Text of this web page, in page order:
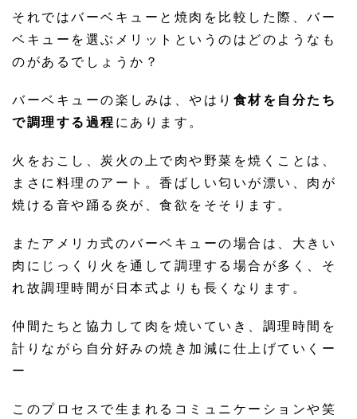
それではバーベキューと焼肉を比較した際、バー
ベキューを選ぶメリットというのはどのようなも
のがあるでしょうか？
バーベキューの楽しみは、やはり 食材を自分たち
で調理する過程 にあります。
火をおこし、炭火の上で肉や野菜を焼くことは、
まさに料理のアート。香ばしい匂いが漂い、肉が
焼ける音や踊る炎が、食欲をそそります。
またアメリカ式のバーベキューの場合は、大きい
肉にじっくり火を通して調理する場合が多く、そ
れ故調理時間が日本式よりも長くなります。
仲間たちと協力して肉を焼いていき、調理時間を
計りながら自分好みの焼き加減に仕上げていくー
ー
このプロセスで生まれるコミュニケーションや笑